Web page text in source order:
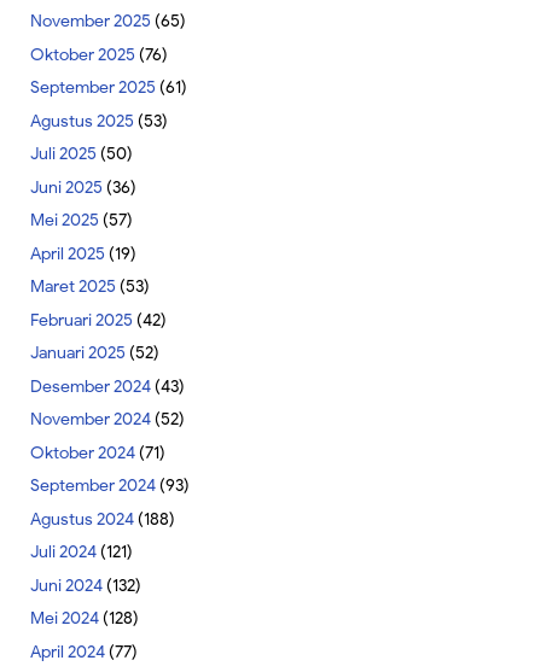
November 2025 (65)
Oktober 2025 (76)
September 2025 (61)
Agustus 2025 (53)
Juli 2025 (50)
Juni 2025 (36)
Mei 2025 (57)
April 2025 (19)
Maret 2025 (53)
Februari 2025 (42)
Januari 2025 (52)
Desember 2024(43)
November 2024(52)
Oktober 2024(71)
September 2024(93)
Agustus 2024(188)
Juli 2024(121)
Juni 2024(132)
Mei 2024(128)
April 2024(77)